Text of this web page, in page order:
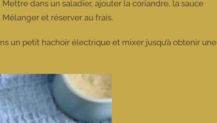
dans un saladier, ajouter la coriandre, la sauce
et réserver au frais.
un petit hachoir électrique et mixer jusqu’à obtenir une